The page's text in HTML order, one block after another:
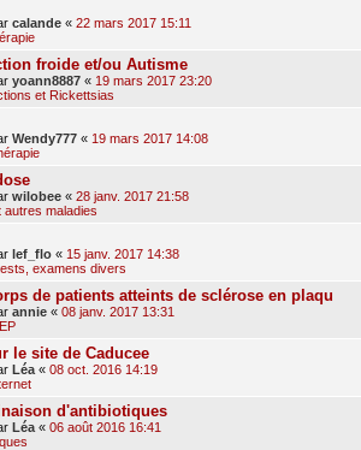
calande « 22 mars 2017 15:11
froide et/ou Autisme
yoann8887 « 19 mars 2017 23:20
et Rickettsias
Wendy777 « 19 mars 2017 14:08
wilobee « 28 janv. 2017 21:58
autres maladies
lef_flo « 15 janv. 2017 14:38
examens divers
de patients atteints de sclérose en plaqu
annie « 08 janv. 2017 13:31
le site de Caducee
Léa « 08 oct. 2016 14:19
d'antibiotiques
Léa « 06 août 2016 16:41